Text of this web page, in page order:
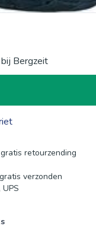
Bergzeit
retourzending
verzonden